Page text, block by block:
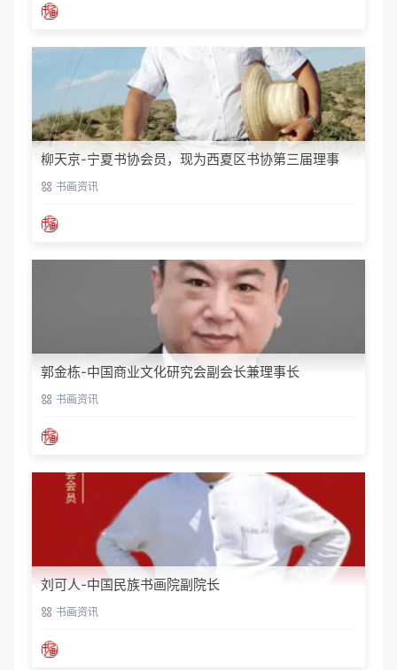
柳天京-宁夏书协会员，现为西夏区书协第三届理事
书画资讯
郭金栋-中国商业文化研究会副会长兼理事长
书画资讯
刘可人-中国民族书画院副院长
书画资讯